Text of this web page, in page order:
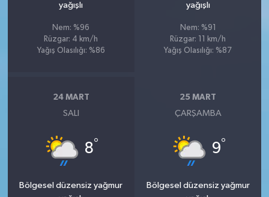
yağışlı
Nem: %96
Rüzgar: 4 km/h
Yağış Olasılığı: %86
yağışlı
Nem: %91
Rüzgar: 11 km/h
Yağış Olasılığı: %87
24 MART
SALI
8°
Bölgesel düzensiz yağmur
25 MART
ÇARŞAMBA
9°
Bölgesel düzensiz yağmur